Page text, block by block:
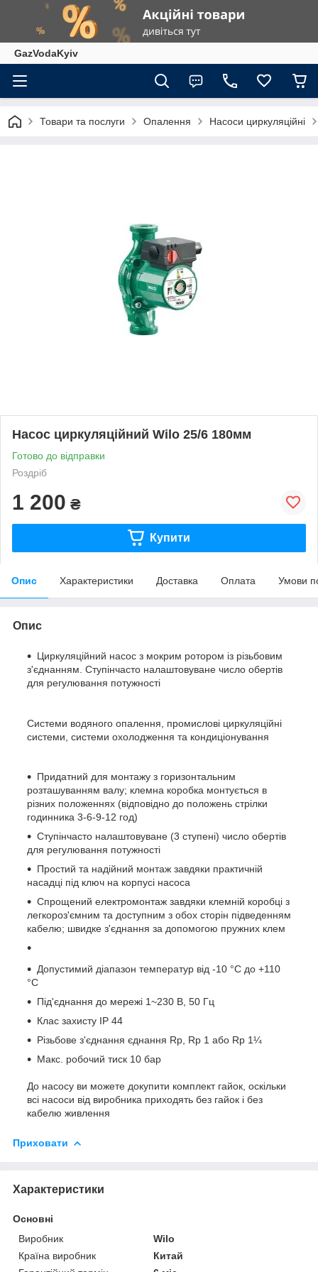
GazVodaKyiv
Товари та послуги Опалення Насоси циркуляційні
Насос циркуляційний Wilo 25/6 180мм
Готово до відправки
Роздріб
1 200 ₴
Купити
Опис Характеристики Доставка Оплата Умови
Опис
Циркуляційний насос з мокрим ротором із різьбовим
з'єднанням. Ступінчасто налаштовуване число обертів
для регулювання потужності
Системи водяного опалення, промислові циркуляційні
системи, системи охолодження та кондиціонування
Придатний для монтажу з горизонтальним
розташуванням валу; клемна коробка монтується в
різних положеннях (відповідно до положень стрілки
годинника 3-6-9-12 год)
Ступінчасто налаштовуване (3 ступені) число обертів
для регулювання потужності
Простий та надійний монтаж завдяки практичній
насадці під ключ на корпусі насоса
Спрощений електромонтаж завдяки клемній коробці з
легкороз'ємним та доступним з обох сторін підведенням
кабелю; швидке з'єднання за допомогою пружних клем
Допустимий діапазон температур від ‐10 °C до +110
°C
Під'єднання до мережі 1~230 В, 50 Гц
Клас захисту IP 44
Різьбове з'єднання єднання Rp, Rp 1 або Rp 1¼
Макс. робочий тиск 10 бар
До насосу ви можете докупити комплект гайок, оскільки
всі насоси від виробника приходять без гайок і без
кабелю живлення
Приховати
Характеристики
Основні
Виробник
Wilo
Країна виробник
Китай